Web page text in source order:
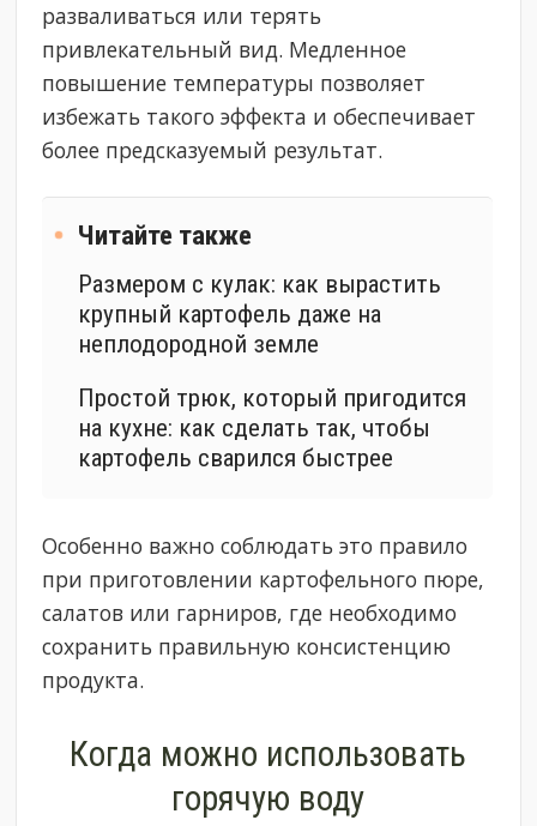
разваливаться или терять
привлекательный вид. Медленное
повышение температуры позволяет
избежать такого эффекта и обеспечивает
более предсказуемый результат.
Читайте также
Размером с кулак: как вырастить
крупный картофель даже на
неплодородной земле
Простой трюк, который пригодится
на кухне: как сделать так, чтобы
картофель сварился быстрее
Особенно важно соблюдать это правило
при приготовлении картофельного пюре,
салатов или гарниров, где необходимо
сохранить правильную консистенцию
продукта.
Когда можно использовать
горячую воду